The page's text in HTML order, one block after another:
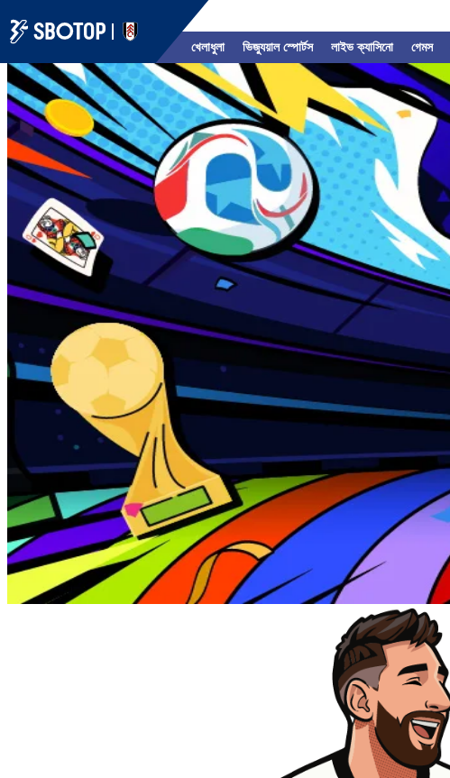
খেলাধুলা ভিজ্যুয়াল স্পোর্টস লাইভ ক্যাসিনো গেমস